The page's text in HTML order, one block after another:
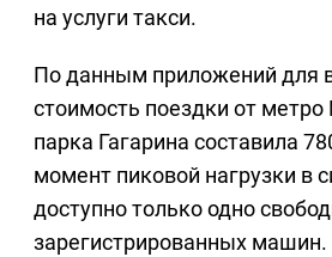
на услуги такси.
По данным приложений для
стоимость поездки от
парка Гагарина составила
момент пиковой нагрузки в
доступно только одно
зарегистрированных машин.